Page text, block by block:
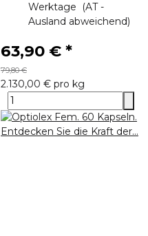
Werktage
(AT -
Ausland abweichend)
63,90 € *
79,80 €
2.130,00 € pro kg